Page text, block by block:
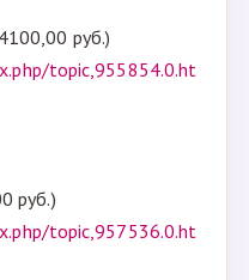
руб.)
topic,955854.0.ht
руб.)
topic,957536.0.ht